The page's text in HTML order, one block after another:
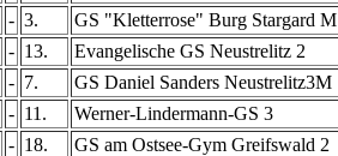
- 3. GS "Kletterrose" Burg Stargard M
- 13. Evangelische GS Neustrelitz 2
- 7. GS Daniel Sanders Neustrelitz3M
- 11. Werner-Lindermann-GS 3
- 18. GS am Ostsee-Gym Greifswald 2